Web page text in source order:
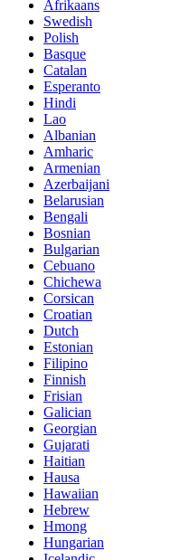
Afrikaans
Swedish
Polish
Basque
Catalan
Esperanto
Hindi
Lao
Albanian
Amharic
Armenian
Azerbaijani
Belarusian
Bengali
Bosnian
Bulgarian
Cebuano
Chichewa
Corsican
Croatian
Dutch
Estonian
Filipino
Finnish
Frisian
Galician
Georgian
Gujarati
Haitian
Hausa
Hawaiian
Hebrew
Hmong
Hungarian